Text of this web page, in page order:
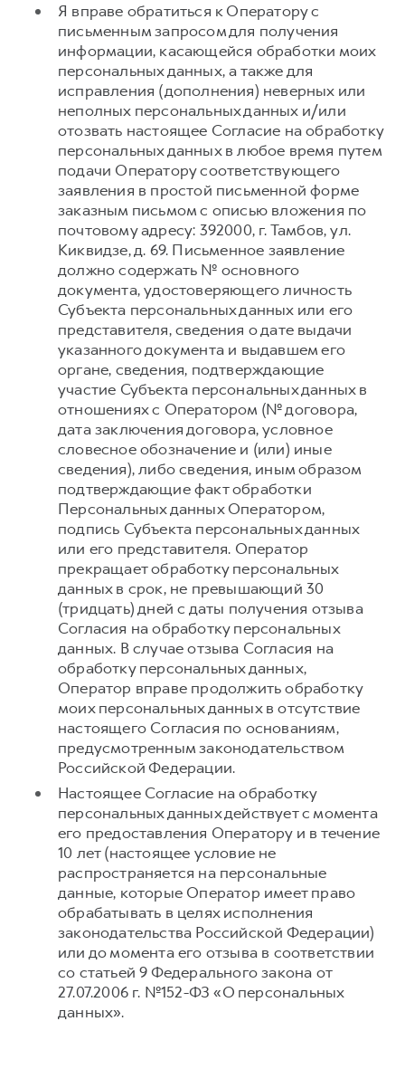
Я вправе обратиться к Оператору с
письменным запросом для получения
информации, касающейся обработки моих
персональных данных, а также для
исправления (дополнения) неверных или
неполных персональных данных и/или
отозвать настоящее Согласие на обработку
персональных данных в любое время путем
подачи Оператору соответствующего
заявления в простой письменной форме
заказным письмом с описью вложения по
почтовому адресу: 392000, г. Тамбов, ул.
Киквидзе, д. 69. Письменное заявление
должно содержать № основного
документа, удостоверяющего личность
Субъекта персональных данных или его
представителя, сведения о дате выдачи
указанного документа и выдавшем его
органе, сведения, подтверждающие
участие Субъекта персональных данных в
отношениях с Оператором (№ договора,
дата заключения договора, условное
словесное обозначение и (или) иные
сведения), либо сведения, иным образом
подтверждающие факт обработки
Персональных данных Оператором,
подпись Субъекта персональных данных
или его представителя. Оператор
прекращает обработку персональных
данных в срок, не превышающий 30
(тридцать) дней с даты получения отзыва
Согласия на обработку персональных
данных. В случае отзыва Согласия на
обработку персональных данных,
Оператор вправе продолжить обработку
моих персональных данных в отсутствие
настоящего Согласия по основаниям,
предусмотренным законодательством
Российской Федерации.
Настоящее Согласие на обработку
персональных данных действует с момента
его предоставления Оператору и в течение
10 лет (настоящее условие не
распространяется на персональные
данные, которые Оператор имеет право
обрабатывать в целях исполнения
законодательства Российской Федерации)
или до момента его отзыва в соответствии
со статьей 9 Федерального закона от
27.07.2006 г. №152-ФЗ «О персональных
данных».